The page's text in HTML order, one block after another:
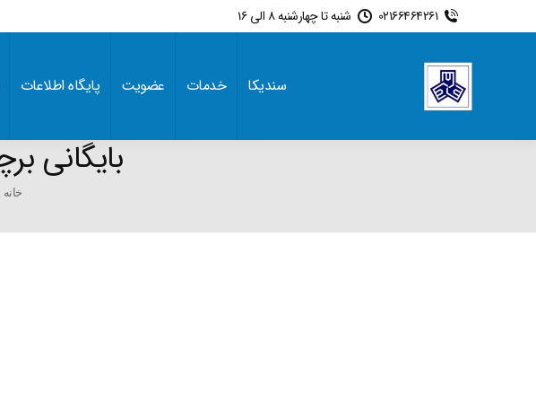
02166464261 شنبه تا چهارشنبه 8 الی 16
سندیکا خدمات عضویت پایگاه اطلاعات
بایگانی
here:خانه